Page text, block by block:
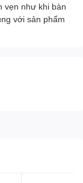
vẹn như khi bàn
với sản phẩm